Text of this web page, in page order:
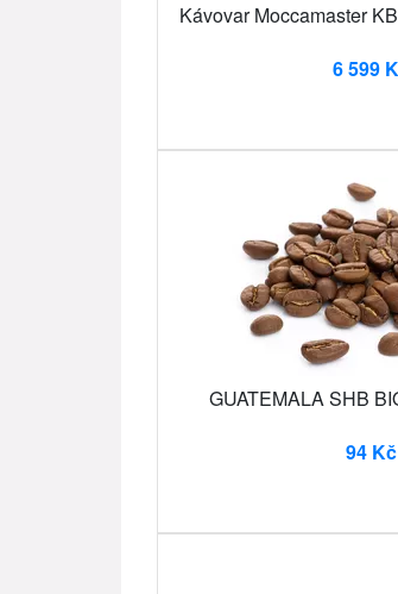
Kávovar Moccamaster
6 599
GUATEMALA SHB
94 Kč